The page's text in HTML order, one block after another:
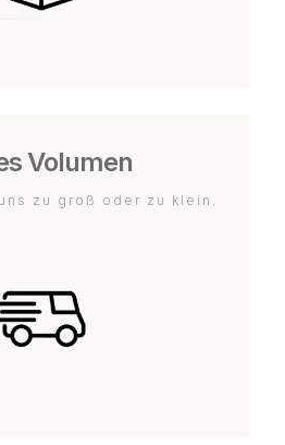
Volumen
zu groß oder zu klein.